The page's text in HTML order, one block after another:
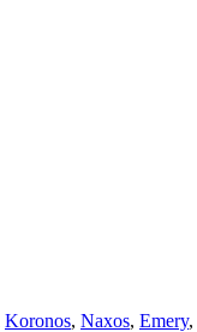
Koronos, Naxos, Emery,